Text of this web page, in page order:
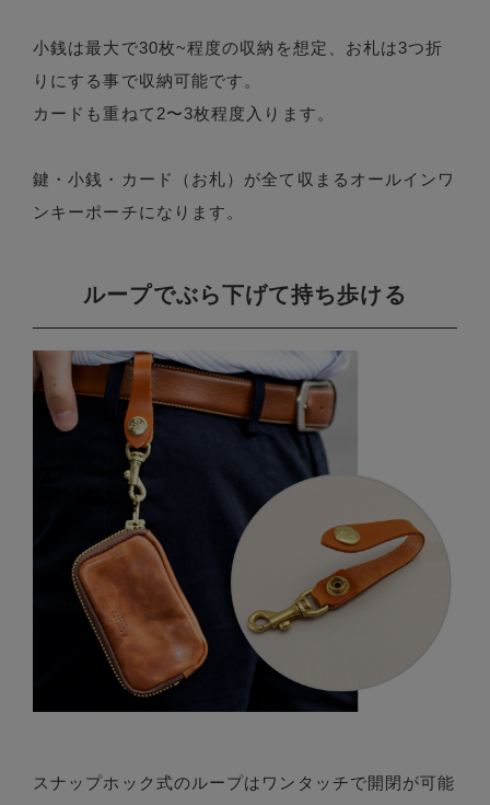
小銭は最大で30枚~程度の収納を想定、お札は3つ折
りにする事で収納可能です。
カードも重ねて2〜3枚程度入ります。
鍵・小銭・カード（お札）が全て収まるオールインワ
ンキーポーチになります。
ループでぶら下げて持ち歩ける
スナップホック式のループはワンタッチで開閉が可能